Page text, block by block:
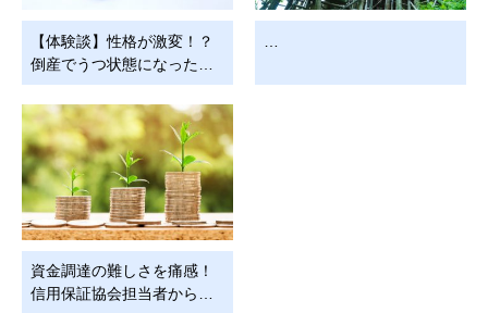
【体験談】性格が激変！？
倒産でうつ状態になった…
資金調達の難しさを痛感！
信用保証協会担当者から…